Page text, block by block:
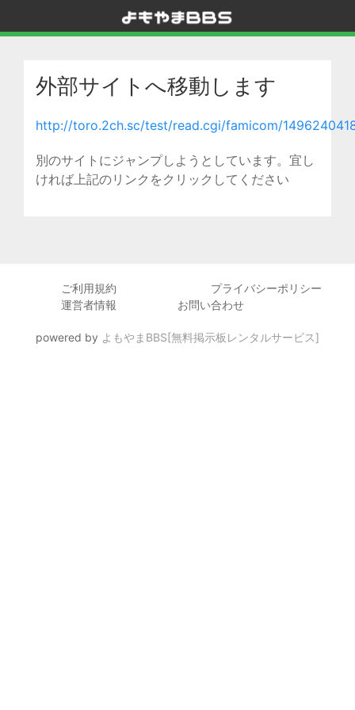
外部サイトへ移動します
http://toro.2ch.sc/test/read.cgi/famicom/
別のサイトにジャンプしようとしています。宜し
ければ上記のリンクをクリックしてください
ご利用規約
プライバシーポリシー
運営者情報
お問い合わせ
powered by よもやまBBS[無料掲示板レンタルサービス]